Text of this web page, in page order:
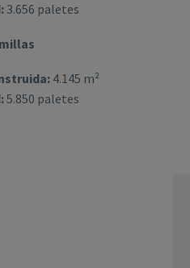
3.656 paletes
4.145 m²
5.850 paletes